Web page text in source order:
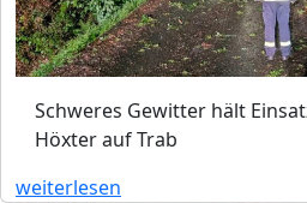
Schweres Gewitter hält
Höxter auf Trab
weiterlesen